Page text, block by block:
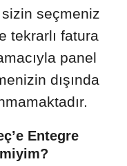
sizin seçmeniz
tekrarlı fatura
panel
dışında
Entegre